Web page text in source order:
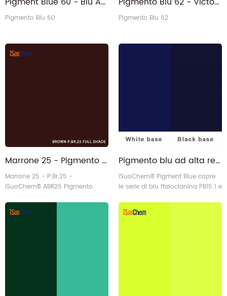
Pigmento Blu 60 Pigmento Blu 62
Marrone 25 - Pigmento organico benzimidazolone PBr25 Marrone 25 per plastica
Marrone 25 - P.Br.25 -
iSuoChem® ABR25 Pigmento
Pigmento blu ad alta resistenza del colore per materie plastiche con vernice a inchiostro
iSuoChem® Pigment Blue copre
le serie di blu ftalocianina PB15:1 e